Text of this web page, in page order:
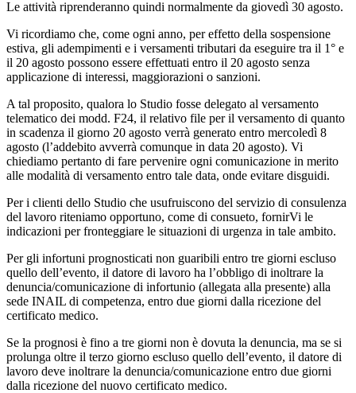
Le attività riprenderanno quindi normalmente da giovedì 30 agosto.
Vi ricordiamo che, come ogni anno, per effetto della sospensione
estiva, gli adempimenti e i versamenti tributari da eseguire tra il 1° e
il 20 agosto possono essere effettuati entro il 20 agosto senza
applicazione di interessi, maggiorazioni o sanzioni.
A tal proposito, qualora lo Studio fosse delegato al versamento
telematico dei modd. F24, il relativo file per il versamento di quanto
in scadenza il giorno 20 agosto verrà generato entro mercoledì 8
agosto (l’addebito avverrà comunque in data 20 agosto). Vi
chiediamo pertanto di fare pervenire ogni comunicazione in merito
alle modalità di versamento entro tale data, onde evitare disguidi.
Per i clienti dello Studio che usufruiscono del servizio di consulenza
del lavoro riteniamo opportuno, come di consueto, fornirVi le
indicazioni per fronteggiare le situazioni di urgenza in tale ambito.
Per gli infortuni prognosticati non guaribili entro tre giorni escluso
quello dell’evento, il datore di lavoro ha l’obbligo di inoltrare la
denuncia/comunicazione di infortunio (allegata alla presente) alla
sede INAIL di competenza, entro due giorni dalla ricezione del
certificato medico.
Se la prognosi è fino a tre giorni non è dovuta la denuncia, ma se si
prolunga oltre il terzo giorno escluso quello dell’evento, il datore di
lavoro deve inoltrare la denuncia/comunicazione entro due giorni
dalla ricezione del nuovo certificato medico.